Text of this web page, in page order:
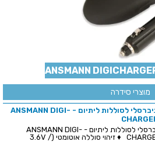
ANSMANN
מוצרי סידרה
מטען אוניברסלי לסוללות ליתיום - ANSMANN DIGI-
מטען אוניברסלי לסוללות ליתיום - ANSMANN DIGI-
CHARGER VARIO ♦ זיהוי סוללה אוטומטי (3.6V /